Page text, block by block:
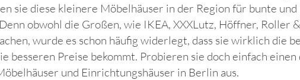
sie diese kleinere Möbelhäuser in der Region für bunte
obwohl die Großen, wie IKEA, XXXLutz, Höffner, Roller
wurde es schon häufig widerlegt, dass sie wirklich die
besseren Preise bekommt. Probieren sie doch einfach
und Einrichtungshäuser in Berlin aus.